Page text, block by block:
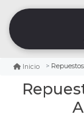
Inicio Repuestos